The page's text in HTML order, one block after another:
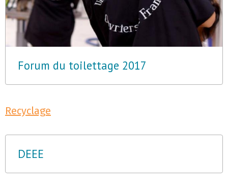
Forum du toilettage 2017
Recyclage
DEEE